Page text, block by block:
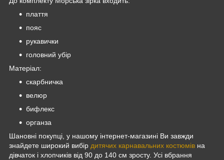
плаття
пояс
рукавички
головний убір
Матеріал:
скарбничка
велюр
бифлекс
органза
Шановні покупці, у нашому інтернет-магазині Ви завжди
знайдете широкий вибір дитячих карнавальних костюмів на
дівчаток і хлопчиків від 90 до 140 см зросту. Усі вбрання